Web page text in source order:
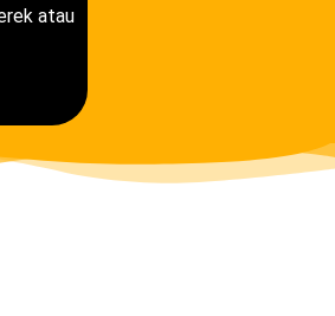
atau